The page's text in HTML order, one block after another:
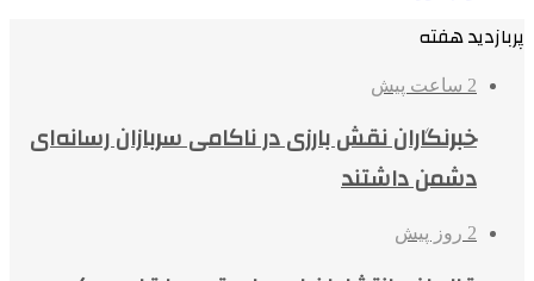
پربازدید هفته
2 ساعت پیش
خبرنگاران نقش بارزی در ناکامی سربازان رسانه‌ای
دشمن داشتند
2 روز پیش